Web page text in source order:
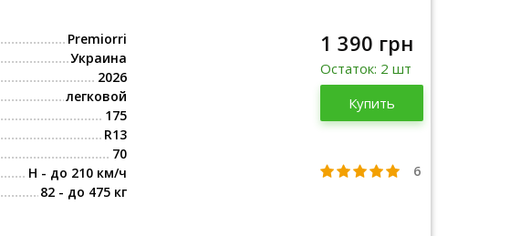
Premiorri
Украина
2026
легковой
175
R13
70
H - до 210 км/ч
82 - до 475 кг
Украина
2026
1 390 грн
Остаток: 2 шт
Купить
6